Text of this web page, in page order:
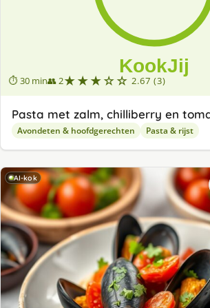
⏱ 30 min👥 2★★★☆☆ 2.67 (3)
Pasta met zalm, chilliberry en
Avondeten & hoofdgerechten Pasta & rijst
AI-kok